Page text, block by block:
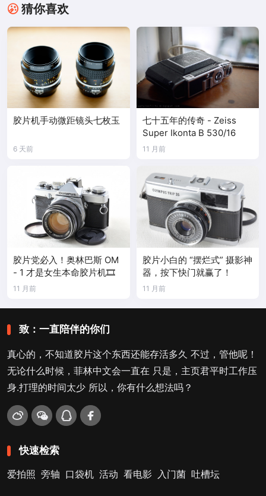
猜你喜欢
胶片机手动微距镜头七枚玉
6 天前
七十五年的传奇 - Zeiss
Super Ikonta B 530/16
11 月前
胶片党必入！奥林巴斯 OM
- 1 才是女生本命胶片机🎞️
11 月前
胶片小白的 “摆烂式” 摄影神
器，按下快门就赢了！
11 月前
致：一直陪伴的你们
真心的，不知道胶片这个东西还能存活多久 不过，管他呢！
无论什么时候，菲林中文会一直在 只是，主页君平时工作压
身.打理的时间太少 所以，你有什么想法吗？
快速检索
爱拍照 旁轴 口袋机 活动 看电影 入门菌 吐槽坛